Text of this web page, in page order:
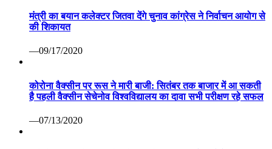
मंत्री का बयान कलेक्टर जितवा देंगे चुनाव कांग्रेस ने निर्वाचन आयोग से
की शिकायत
—09/17/2020
कोरोना वैक्सीन पर रूस ने मारी बाजी: सितंबर तक बाजार में आ सकती
है पहली वैक्सीन सेचेनोव विश्वविद्यालय का दावा सभी परीक्षण रहे सफल
—07/13/2020